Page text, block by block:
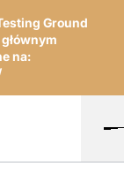
Ground
na: